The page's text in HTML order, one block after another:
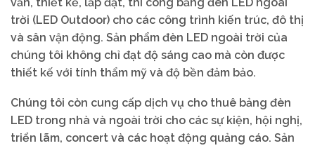
trời (LED Outdoor) cho các công trình kiến trúc, đô thị
và sân vận động. Sản phẩm đèn LED ngoài trời của
chúng tôi không chỉ đạt độ sáng cao mà còn được
thiết kế với tính thẩm mỹ và độ bền đảm bảo.
Chúng tôi còn cung cấp dịch vụ cho thuê bảng đèn
LED trong nhà và ngoài trời cho các sự kiện, hội nghị,
triển lãm, concert và các hoạt động quảng cáo. Sản